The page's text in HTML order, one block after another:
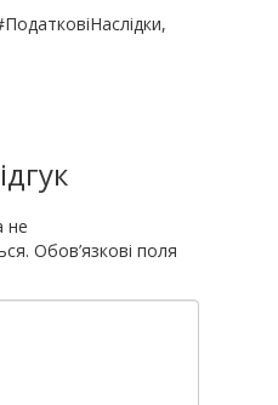
не
Обов’язкові поля